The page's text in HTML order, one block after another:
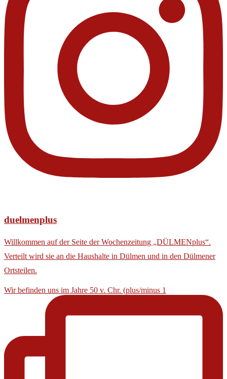
duelmenplus
Willkommen auf der Seite der Wochenzeitung „DÜLMENplus“.
Verteilt wird sie an die Haushalte in Dülmen und in den Dülmener
Ortsteilen.
Wir befinden uns im Jahre 50 v. Chr. (plus/minus 1